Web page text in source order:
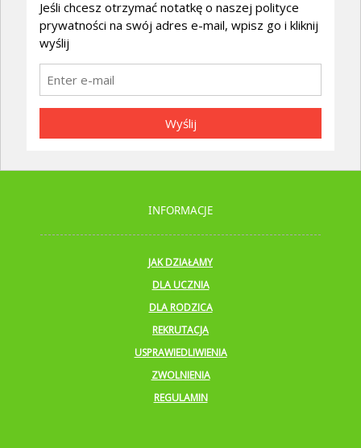
Jeśli chcesz otrzymać notatkę o naszej polityce
prywatności na swój adres e-mail, wpisz go i kliknij
wyślij
Wyślij
INFORMACJE
JAK DZIAŁAMY
DLA UCZNIA
DLA RODZICA
REKRUTACJA
USPRAWIEDLIWIENIA
ZWOLNIENIA
REGULAMIN